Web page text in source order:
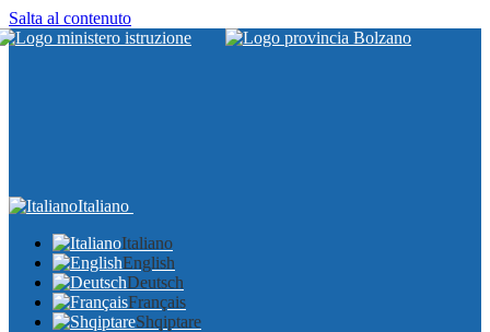
Salta al contenuto
Italiano
Italiano
English
Deutsch
Français
Shqiptare